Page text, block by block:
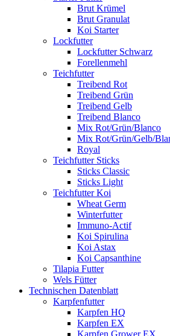
Brut Krümel
Brut Granulat
Koi Starter
Lockfutter
Lockfutter Schwarz
Forellenmehl
Teichfutter
Treibend Rot
Treibend Grün
Treibend Gelb
Treibend Blanco
Mix Rot/Grün/Blanco
Mix Rot/Grün/Gelb/
Royal
Teichfutter Sticks
Sticks Classic
Sticks Light
Teichfutter Koi
Wheat Germ
Winterfutter
Immuno-Actif
Koi Spirulina
Koi Astax
Koi Capsanthine
Tilapia Futter
Wels Fütter
Technischen Datenblatt
Karpfenfutter
Karpfen HQ
Karpfen EX